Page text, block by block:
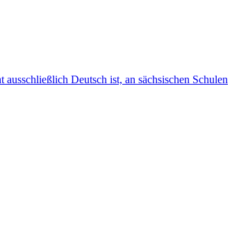
Deutsch ist, an sächsischen Schulen